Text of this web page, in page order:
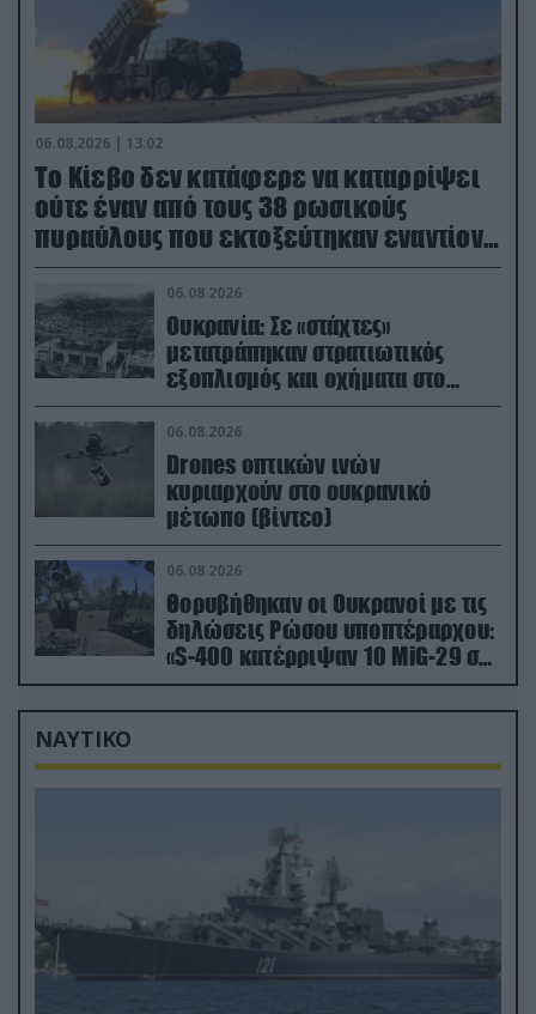
06.08.2026 | 13:02
Το Κίεβο δεν κατάφερε να καταρρίψει
ούτε έναν από τους 38 ρωσικούς
πυραύλους που εκτοξεύτηκαν εναντίον
του
06.08.2026
Ουκρανία: Σε «στάχτες»
μετατράπηκαν στρατιωτικός
εξοπλισμός και οχήματα στο
Κίεβο μετά από ρωσικά
πλήγματα (βίντεο)
06.08.2026
Drones οπτικών ινών
κυριαρχούν στο ουκρανικό
μέτωπο (βίντεο)
06.08.2026
Θορυβήθηκαν οι Ουκρανοί με τις
δηλώσεις Ρώσου υποπτέραρχου:
«S-400 κατέρριψαν 10 MiG-29 σε
μόλις μια μέρα!»
ΝΑΥΤΙΚΟ